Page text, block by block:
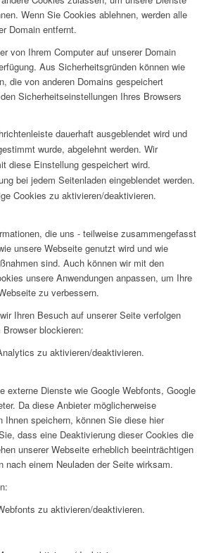
Wenn Sie Cookies ablehnen, werden alle
Domain entfernt.
von Ihrem Computer auf unserer Domain
Aus Sicherheitsgründen können wie
die von anderen Domains gespeichert
Sicherheitseinstellungen Ihres Browsers
dauerhaft ausgeblendet wird und
wurde, abgelehnt werden. Wir
diese Einstellung gespeichert wird.
bei jedem Seitenladen eingeblendet werden.
Cookies zu aktivieren/deaktivieren.
die uns - teilweise zusammengefasst
unsere Webseite genutzt wird und wie
sind. Auch können wir mit den
unsere Anwendungen anpassen, um Ihre
zu verbessern.
Ihren Besuch auf unserer Seite verfolgen
blockieren:
zu aktivieren/deaktivieren.
externe Dienste wie Google Webfonts, Google
Da diese Anbieter möglicherweise
Ihnen speichern, können Sie diese hier
dass eine Deaktivierung dieser Cookies die
unserer Webseite erheblich beeinträchtigen
nach einem Neuladen der Seite wirksam.
zu aktivieren/deaktivieren.